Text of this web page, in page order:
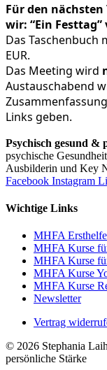
Für den nächsten
wir: “Ein
Das Taschenbuch
EUR.
Das Meeting wird
Austauschabend
Links geben.
Psychisch gesund &
psychische
Aus­bild­er­in und Key
Facebook Instagram
Wichtige Links
MHFA
MHFA Kurse
MHFA Kurse
MHFA Kurse
MHFA Kurse
Newsletter
Vertrag
© 2026 Stephania
persönliche Stärke